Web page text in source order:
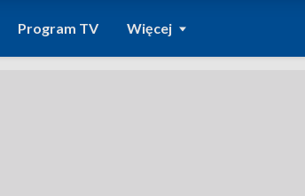
Program TV Więcej